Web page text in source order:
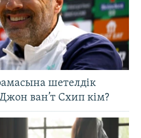
шетелдік
ван’т Схип кім?